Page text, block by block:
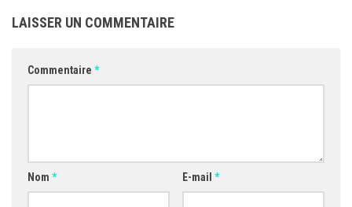
LAISSER UN COMMENTAIRE
Commentaire *
Nom * E-mail *